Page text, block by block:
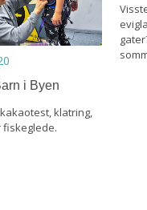
i Byen
klatring,
fiskeglede.